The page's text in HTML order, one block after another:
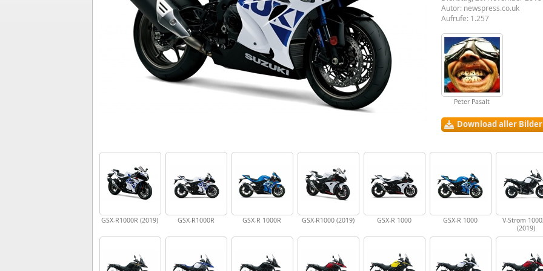
Autor: newspress.co.uk
Aufrufe: 1.257
Peter Pasalt
Download aller
GSX-R1000R (2019) GSX-R1000R GSX-R 1000R GSX-R1000 (2019) GSX-R 1000 GSX-R 1000
V-Strom
(2019)